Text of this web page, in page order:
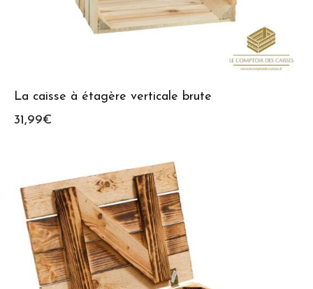
La caisse à étagère verticale brute
31,99€